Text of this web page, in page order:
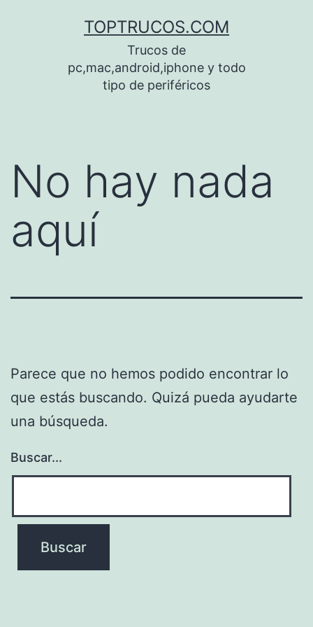
TOPTRUCOS.COM
Trucos de
pc,mac,android,iphone y todo
tipo de periféricos
No hay nada
aquí
Parece que no hemos podido encontrar lo
que estás buscando. Quizá pueda ayudarte
una búsqueda.
Buscar...